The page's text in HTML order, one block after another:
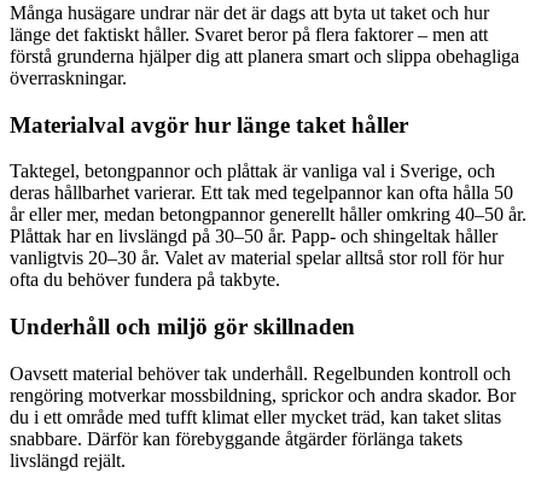
Många husägare undrar när det är dags att byta ut taket och hur
länge det faktiskt håller. Svaret beror på flera faktorer – men att
förstå grunderna hjälper dig att planera smart och slippa obehagliga
överraskningar.
Materialval avgör hur länge taket håller
Taktegel, betongpannor och plåttak är vanliga val i Sverige, och
deras hållbarhet varierar. Ett tak med tegelpannor kan ofta hålla 50
år eller mer, medan betongpannor generellt håller omkring 40–50 år.
Plåttak har en livslängd på 30–50 år. Papp- och shingeltak håller
vanligtvis 20–30 år. Valet av material spelar alltså stor roll för hur
ofta du behöver fundera på takbyte.
Underhåll och miljö gör skillnaden
Oavsett material behöver tak underhåll. Regelbunden kontroll och
rengöring motverkar mossbildning, sprickor och andra skador. Bor
du i ett område med tufft klimat eller mycket träd, kan taket slitas
snabbare. Därför kan förebyggande åtgärder förlänga takets
livslängd rejält.